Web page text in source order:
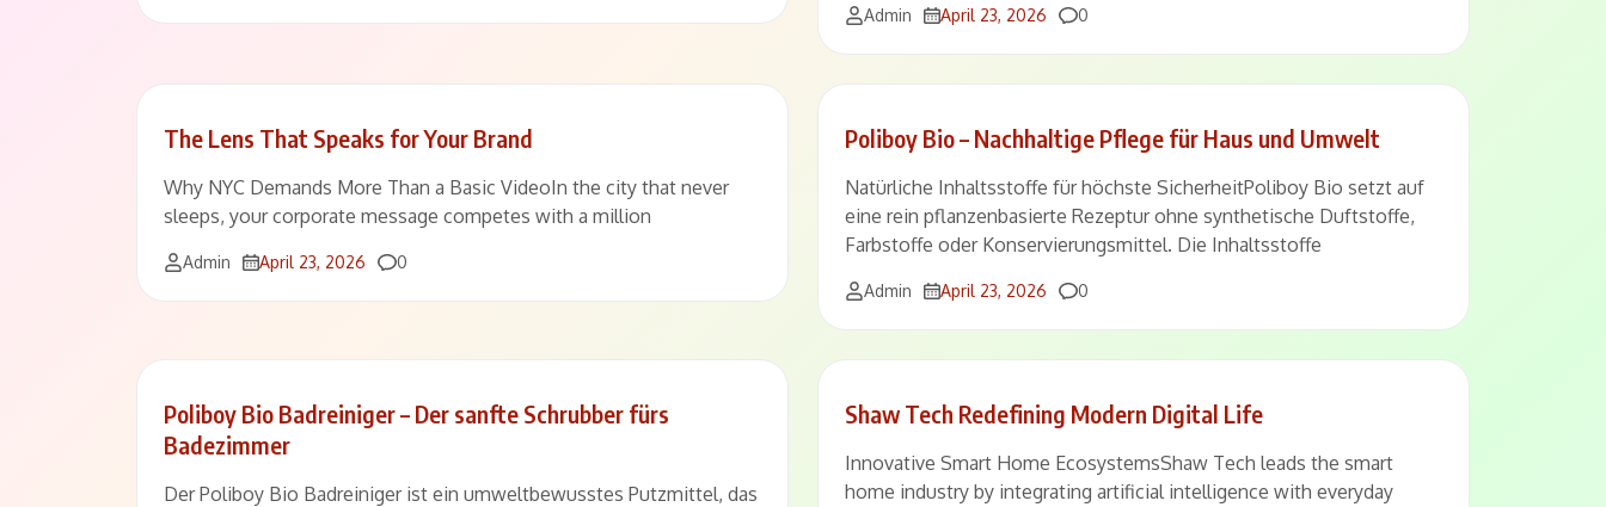
Admin April 23, 2026 Comments
0
The Lens That Speaks for Your Brand
Why NYC Demands More Than a Basic VideoIn the city that never
sleeps, your corporate message competes with a million
Admin April 23, 2026 Comments
0
Poliboy Bio – Nachhaltige Pflege für Haus und Umwelt
Natürliche Inhaltsstoffe für höchste SicherheitPoliboy Bio setzt auf
eine rein pflanzenbasierte Rezeptur ohne synthetische Duftstoffe,
Farbstoffe oder Konservierungsmittel. Die Inhaltsstoffe
Admin April 23, 2026 Comments
0
Poliboy Bio Badreiniger – Der sanfte Schrubber fürs
Badezimmer
Der Poliboy Bio Badreiniger ist ein umweltbewusstes Putzmittel, das
Shaw Tech Redefining Modern Digital Life
Innovative Smart Home EcosystemsShaw Tech leads the smart
home industry by integrating artificial intelligence with everyday